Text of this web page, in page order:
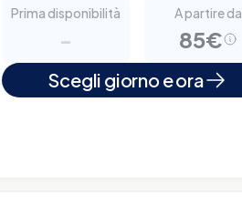
Prima disponibilità
-
A partire da
85€
Scegli giorno e ora